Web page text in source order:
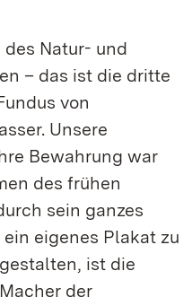
des Natur- und
– das ist die dritte
von
Unsere
Bewahrung war
des frühen
sein ganzes
eigenes Plakat zu
ist die
der